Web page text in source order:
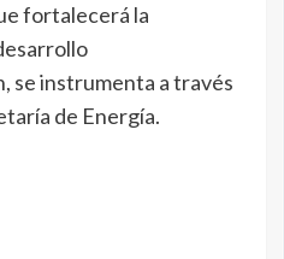
fortalecerá la
se instrumenta a través
de Energía.